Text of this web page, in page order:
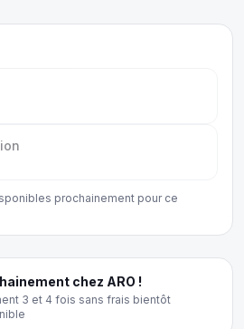
prochainement pour ce
chez ARO !
3 et 4 fois sans frais bientôt